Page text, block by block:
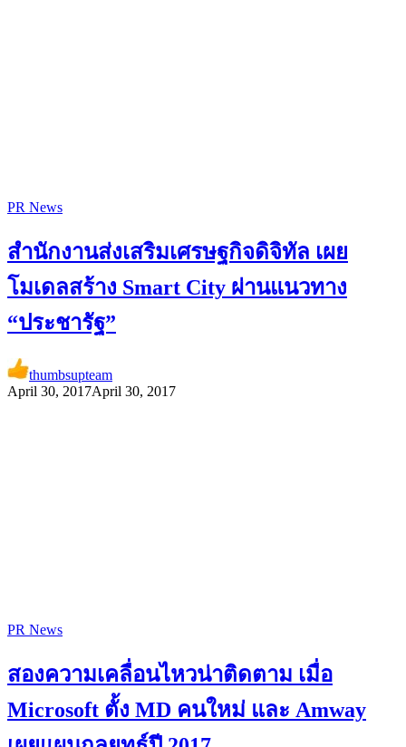
PR News
สำนักงานส่งเสริมเศรษฐกิจดิจิทัล เผย
โมเดลสร้าง Smart City ผ่านแนวทาง
“ประชารัฐ”
thumbsupteam
April 30, 2017April 30, 2017
PR News
สองความเคลื่อนไหวน่าติดตาม เมื่อ
Microsoft ตั้ง MD คนใหม่ และ Amway